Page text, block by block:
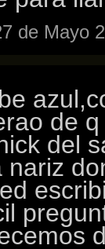
de Mayo
de
del